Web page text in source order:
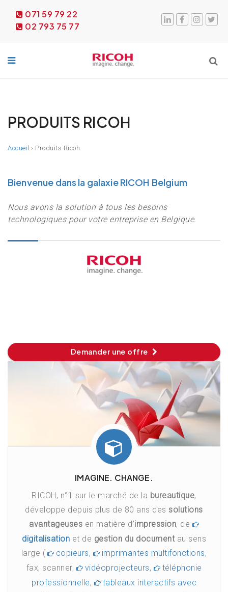
071 59 79 22
02 793 75 77
PRODUITS RICOH
Accueil › Produits Ricoh
Bienvenue dans la galaxie RICOH Belgium
Nous avons la solution à tous les besoins
technologiques pour votre entreprise en Belgique.
Demander une offre
IMAGINE. CHANGE.
RICOH, n°1 sur le marché de la bureautique,
développe depuis plus de 80 ans des solutions
avantageuses en matière d’impression, de
digitalisation et de gestion du documentau sens
large (
copieurs, imprimantes multifonctions,
fax, scanner,
vidéoprojecteurs,
téléphonie
professionnelle,
tableaux interactifs avec